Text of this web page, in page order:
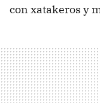
con xatakeros y